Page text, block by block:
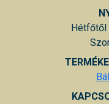
Hétfőtől